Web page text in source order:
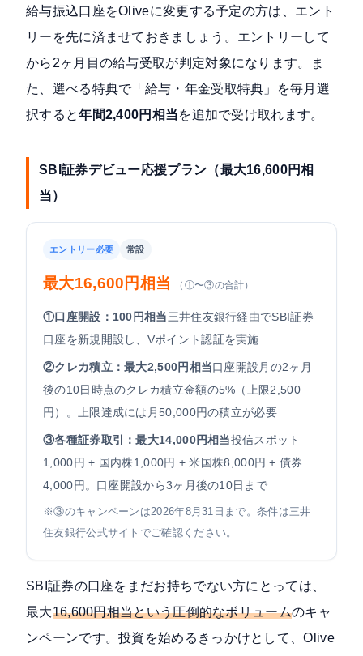
給与振込口座をOliveに変更する予定の方は、エント
リーを先に済ませておきましょう。エントリーして
から2ヶ月目の給与受取が判定対象になります。ま
た、選べる特典で「給与・年金受取特典」を毎月選
択すると年間2,400円相当を追加で受け取れます。
SBI証券デビュー応援プラン（最大16,600円相
当）
エントリー必要 常設
最大16,600円相当 （①〜③の合計）
①口座開設：100円相当三井住友銀行経由でSBI証券
口座を新規開設し、Vポイント認証を実施
②クレカ積立：最大2,500円相当口座開設月の2ヶ月
後の10日時点のクレカ積立金額の5%（上限2,500
円）。上限達成には月50,000円の積立が必要
③各種証券取引：最大14,000円相当投信スポット
1,000円 + 国内株1,000円 + 米国株8,000円 + 債券
4,000円。口座開設から3ヶ月後の10日まで
※③のキャンペーンは2026年8月31日まで。条件は三井
住友銀行公式サイトでご確認ください。
SBI証券の口座をまだお持ちでない方にとっては、
最大16,600円相当という圧倒的なボリュームのキャ
ンペーンです。投資を始めるきっかけとして、Olive